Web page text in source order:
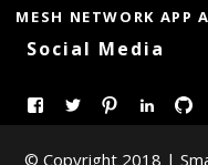
MESH NETWORK APP
Social Media
在
Pinterest
© Copyright 2018 |